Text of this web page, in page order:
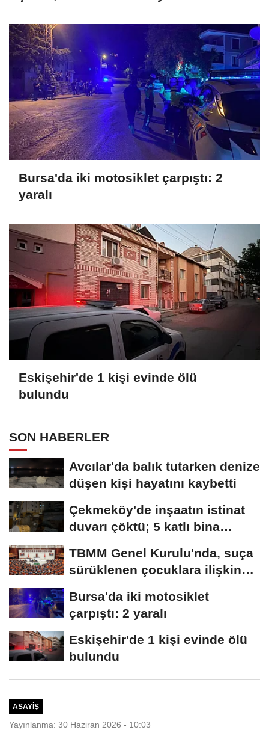
Bursa'da iki motosiklet çarpıştı: 2
yaralı
Eskişehir'de 1 kişi evinde ölü
bulundu
SON HABERLER
Avcılar'da balık tutarken denize
düşen kişi hayatını kaybetti
Çekmeköy'de inşaatın istinat
duvarı çöktü; 5 katlı bina
TBMM Genel Kurulu'nda, suça
sürüklenen çocuklara ilişkin
Bursa'da iki motosiklet
çarpıştı: 2 yaralı
Eskişehir'de 1 kişi evinde ölü
bulundu
ASAYIŞ
Yayınlanma: 30 Haziran 2026 - 10:03